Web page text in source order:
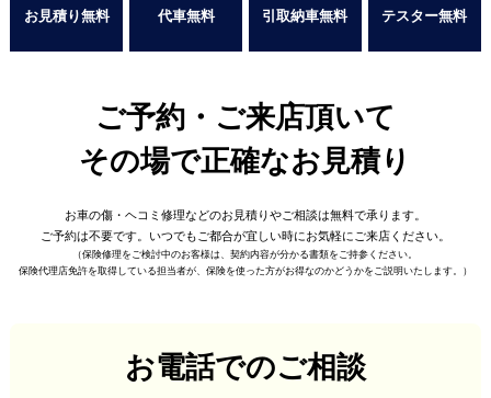
お見積り無料
代車無料
引取納車無料
テスター無料
ご予約・ご来店頂いて
その場で正確なお見積り
お車の傷・ヘコミ修理などのお見積りやご相談は無料で承ります。
ご予約は不要です。 いつでもご都合が宜しい時にお気軽にご来店ください。
（保険修理をご検討中のお客様は、契約内容が分かる書類をご持参ください。
保険代理店免許を取得している担当者が、 保険を使った方がお得なのかどうかをご説明いたします。）
お電話でのご相談